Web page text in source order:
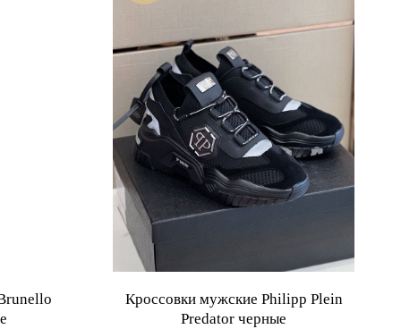
Кроссовки мужские Philipp Plein
Predator черные